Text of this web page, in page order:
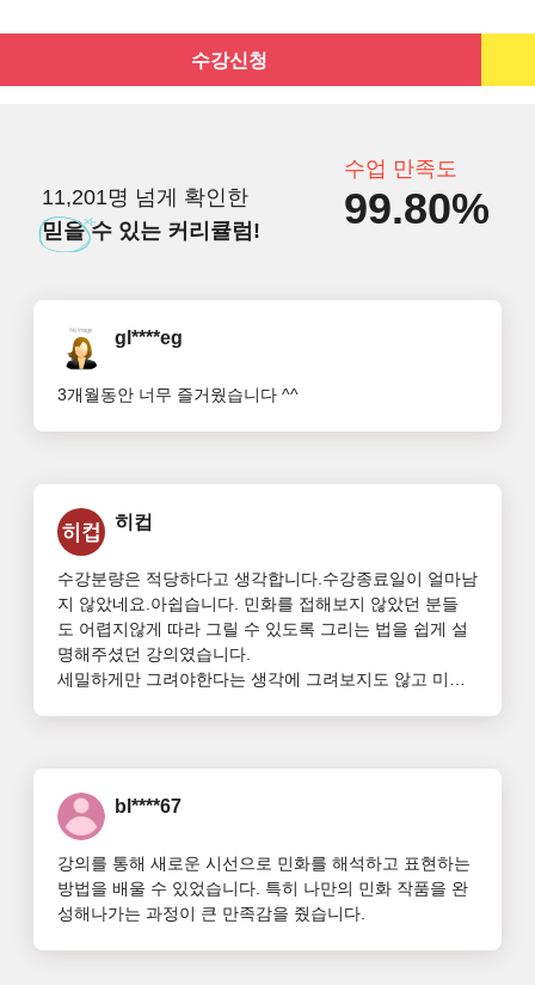
수강신청
11,201명 넘게 확인한
믿을수 있는 커리큘럼!
수업 만족도
99.80%
gl****eg
3개월동안 너무 즐거웠습니다 ^^
히컵
수강분량은 적당하다고 생각합니다.수강종료일이 얼마남
지 않았네요.아쉽습니다. 민화를 접해보지 않았던 분들
도 어렵지않게 따라 그릴 수 있도록 그리는 법을 쉽게 설
명해주셨던 강의였습니다.
세밀하게만 그려야한다는 생각에 그려보지도 않고 미리
강의를 보는 동안 '나도 해 보자'는 긍정적인 에너지를 얻
을 수 있었네요. 또한 취미생활로 민화그리기를 종종 해
보며 힐링할 것 같습니다.
기간종료되기전에 좀 더 그려보고 다듬어서 자격증에도
도전하고 싶네요.
가지 못하는 분이라면 이 강의가 도움이 될 것이라고 생
bl****67
강의를 통해 새로운 시선으로 민화를 해석하고 표현하는
방법을 배울 수 있었습니다. 특히 나만의 민화 작품을 완
성해나가는 과정이 큰 만족감을 줬습니다.